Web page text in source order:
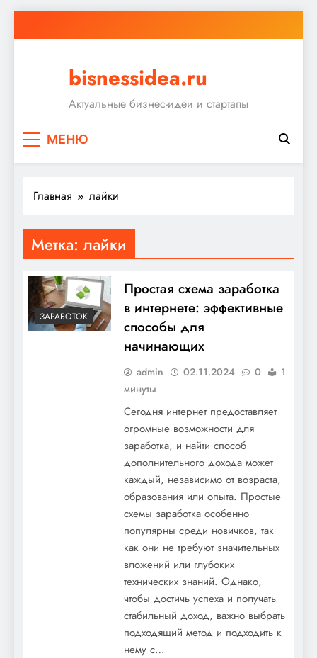
к
bisnessidea.ru
Актуальные бизнес-идеи и стартапы
МЕНЮ
Главная лайки
Метка: лайки
ЗАРАБОТОК
Простая схема заработка
в интернете: эффективные
способы для
начинающих
admin 02.11.2024 0
1
минуты
Сегодня интернет предоставляет
огромные возможности для
заработка, и найти способ
дополнительного дохода может
каждый, независимо от возраста,
образования или опыта. Простые
схемы заработка особенно
популярны среди новичков, так
как они не требуют значительных
вложений или глубоких
технических знаний. Однако,
чтобы достичь успеха и получать
стабильный доход, важно выбрать
подходящий метод и подходить к
нему с…